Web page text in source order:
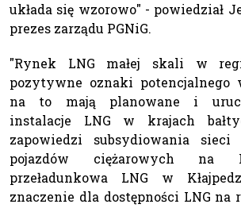
układa się wzorowo" - powiedział
prezes zarządu PGNiG.
"Rynek LNG małej skali w
pozytywne oznaki potencjalnego
na to mają planowane i
instalacje LNG w krajach
zapowiedzi subsydiowania
pojazdów ciężarowych na
przeładunkowa LNG w
znaczenie dla dostępności LNG na